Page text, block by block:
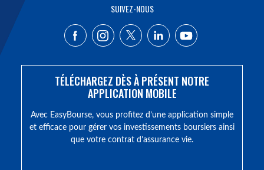
SUIVEZ-NOUS
TÉLÉCHARGEZ DÈS À PRÉSENT NOTRE
APPLICATION MOBILE
Avec EasyBourse, vous profitez d’une application simple
et efficace pour gérer vos investissements boursiers ainsi
que votre contrat d’assurance vie.